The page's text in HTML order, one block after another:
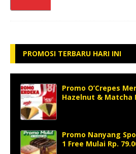
PROMOSI TERBARU HARI INI
Promo O’Crepes
Hazelnut & Matcha
Promo Nanyang
1 Free Mulai Rp.